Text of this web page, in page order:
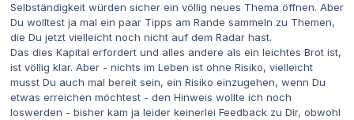
Selbständigkeit würden sicher ein völlig neues Thema öffnen. Aber
Du wolltest ja mal ein paar Tipps am Rande sammeln zu Themen,
die Du jetzt vielleicht noch nicht auf dem Radar hast.
Das dies Kapital erfordert und alles andere als ein leichtes Brot ist,
ist völlig klar. Aber - nichts im Leben ist ohne Risiko, vielleicht
musst Du auch mal bereit sein, ein Risiko einzugehen, wenn Du
etwas erreichen möchtest - den Hinweis wollte ich noch
loswerden - bisher kam ja leider keinerlei Feedback zu Dir, obwohl